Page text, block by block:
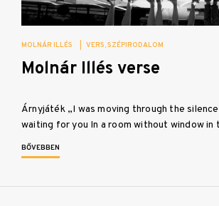
MOLNÁR ILLÉS VERS SZÉPIRODALOM
Molnár Illés verse
Árnyjáték „I was moving through the
waiting for you In a room without window
BŐVEBBEN